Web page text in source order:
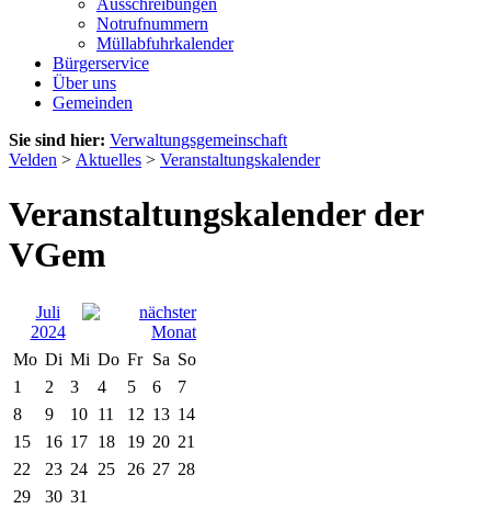
Ausschreibungen
Notrufnummern
Müllabfuhrkalender
Bürgerservice
Über uns
Gemeinden
Sie sind hier: Verwaltungsgemeinschaft
Velden > Aktuelles > Veranstaltungskalender
Veranstaltungskalender der
VGem
Juli
2024
Mo Di Mi Do Fr Sa So
1
2 3 4 5 6
7
8
9 10 11 12 13 14
15
16 17 18 19 20 21
22
23 24 25 26 27 28
29
30 31